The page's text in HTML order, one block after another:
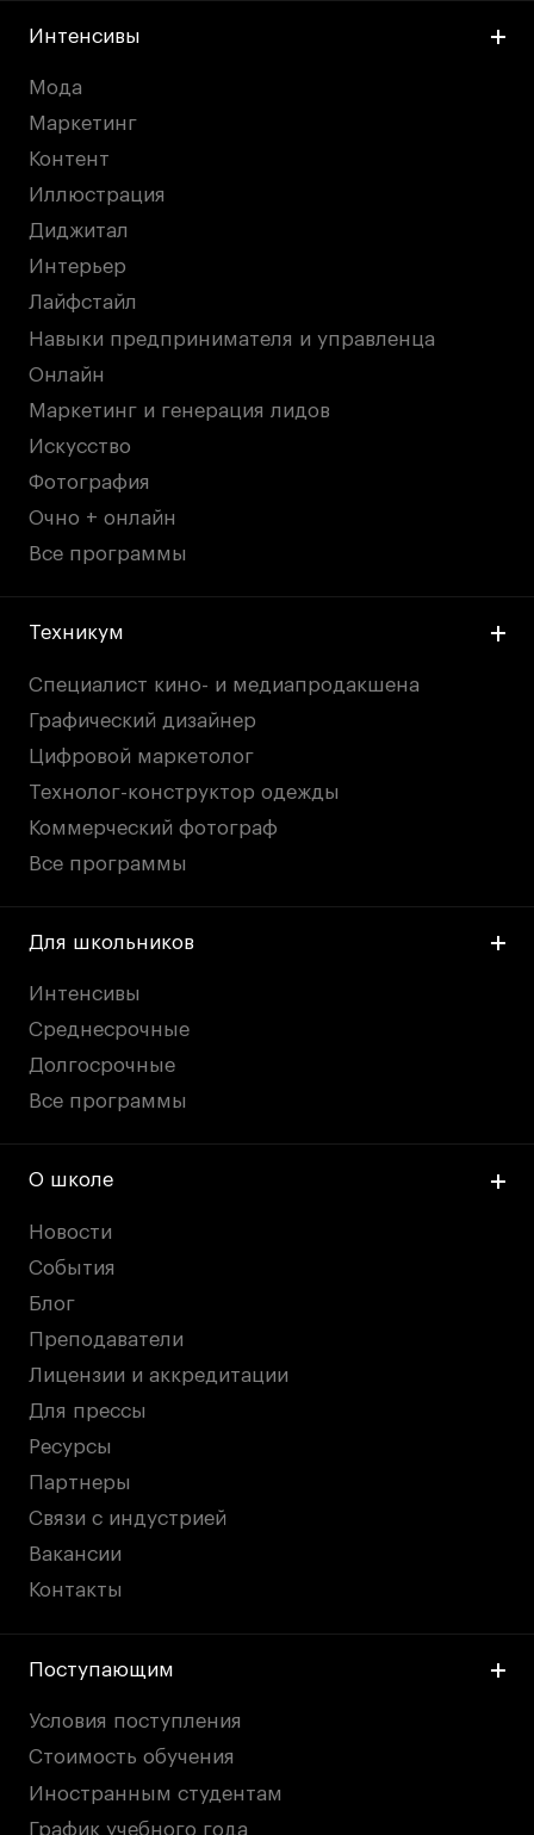
Интенсивы
Мода
Маркетинг
Контент
Иллюстрация
Диджитал
Интерьер
Лайфстайл
Навыки предпринимателя и управленца
Онлайн
Маркетинг и генерация лидов
Искусство
Фотография
Очно + онлайн
Все программы
Техникум
Специалист кино- и медиапродакшена
Графический дизайнер
Цифровой маркетолог
Технолог-конструктор одежды
Коммерческий фотограф
Все программы
Для школьников
Интенсивы
Среднесрочные
Долгосрочные
Все программы
О школе
Новости
События
Блог
Преподаватели
Лицензии и аккредитации
Для прессы
Ресурсы
Партнеры
Связи с индустрией
Вакансии
Контакты
Поступающим
Условия поступления
Стоимость обучения
Иностранным студентам
График учебного года